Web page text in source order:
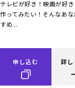
テレビが好き！映画が好
作ってみたい！そんなあ
すめ...
申し込む 詳し